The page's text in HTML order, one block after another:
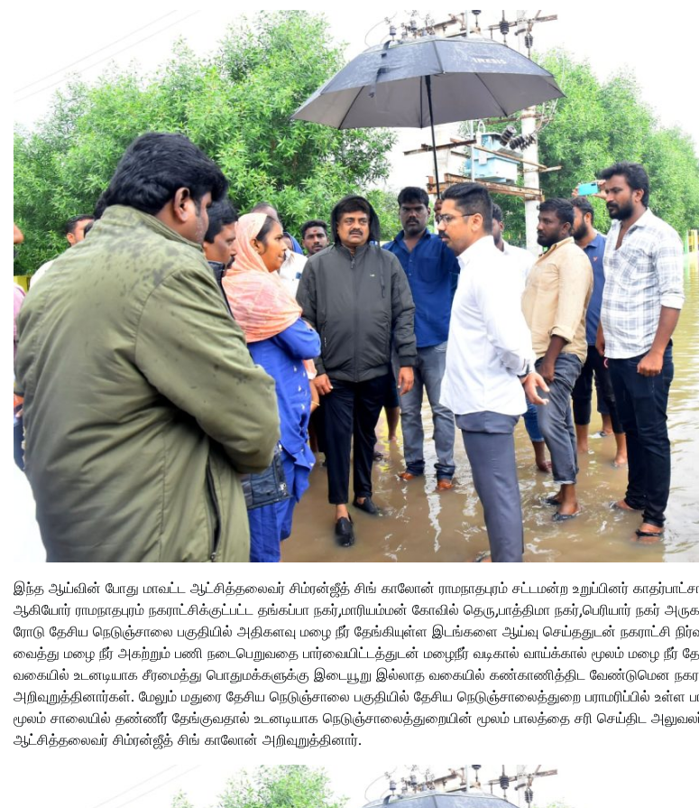
இந்த ஆய்வின் போது மாவட்ட ஆட்சித்தலைவர் சிம்ரன்ஜீத் சிங் காலோன் ராமநாதபுரம் சட்டமன்ற உறுப்பினர் காதர்பாட்சா
ஆகியோர் ராமநாதபுரம் நகராட்சிக்குட்பட்ட தங்கப்பா நகர்,மாரியம்மன் கோவில் தெரு,பாத்திமா நகர்,பெரியார் நகர்
ரோடு தேசிய நெடுஞ்சாலை பகுதியில் அதிகளவு மழை நீர் தேங்கியுள்ள இடங்களை ஆய்வு செய்ததுடன் நகராட்சி
வைத்து மழை நீர் அகற்றும் பணி நடைபெறுவதை பார்வையிட்டத்துடன் மழைநீர் வடிகால் வாய்க்கால் மூலம் மழை நீர்
வகையில் உடனடியாக சீரமைத்து பொதுமக்களுக்கு இடையூறு இல்லாத வகையில் கண்காணித்திட வேண்டுமென
அறிவுறுத்தினார்கள். மேலும் மதுரை தேசிய நெடுஞ்சாலை பகுதியில் தேசிய நெடுஞ்சாலைத்துறை பராமரிப்பில்
மூலம் சாலையில் தண்ணீர் தேங்குவதால் உடனடியாக நெடுஞ்சாலைத்துறையின் மூலம் பாலத்தை சரி செய்திட
ஆட்சித்தலைவர் சிம்ரன்ஜீத் சிங் காலோன் அறிவுறுத்தினார்.